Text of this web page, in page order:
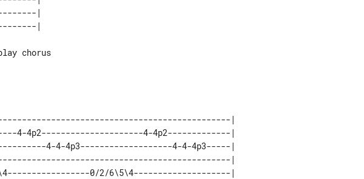
|
chorus
|
4-4p2---------------------4-4p2-------------|
4-4-4p3-------------------4-4-4p3-----|
|
0/2/6\5\4--------------------|